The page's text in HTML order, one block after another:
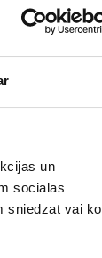
un
sociālās
sniedzat vai ko